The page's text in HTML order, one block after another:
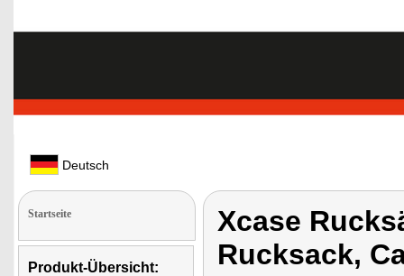
Deutsch
Startseite
Produkt-Übersicht:
Xcase
Rucksack,